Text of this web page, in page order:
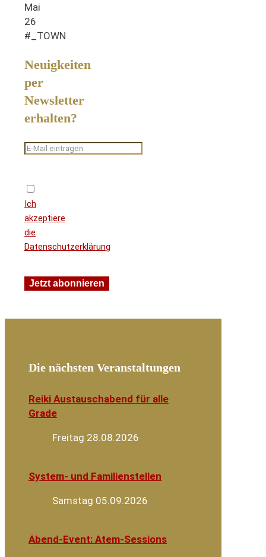
Mai
26
#_TOWN
Neuigkeiten
per
Newsletter
erhalten?
Ich
akzeptiere
die
Datenschutzerklärung
Die nächsten Veranstaltungen
Reiki Austauschabend für alle
Grade
Freitag 28.08.2026
System- und Familienstellen
Samstag 05.09.2026
Abend-Event: Atem-Sessions